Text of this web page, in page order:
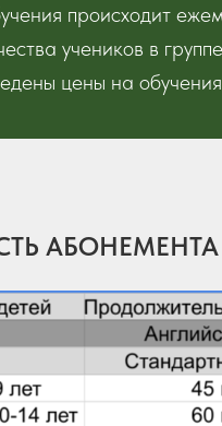
происходит
учеников в
цены на
АБОНЕМЕНТА